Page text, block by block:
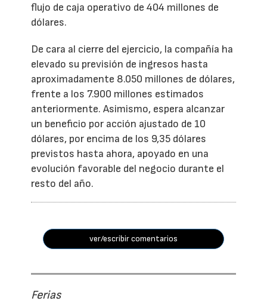
flujo de caja operativo de 404 millones de
dólares.
De cara al cierre del ejercicio, la compañía ha
elevado su previsión de ingresos hasta
aproximadamente 8.050 millones de dólares,
frente a los 7.900 millones estimados
anteriormente. Asimismo, espera alcanzar
un beneficio por acción ajustado de 10
dólares, por encima de los 9,35 dólares
previstos hasta ahora, apoyado en una
evolución favorable del negocio durante el
resto del año.
ver/escribir comentarios
Ferias